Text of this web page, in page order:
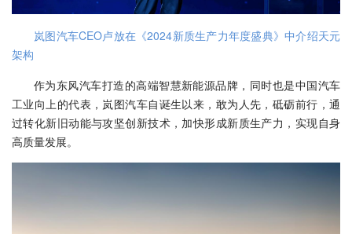
岚图汽车CEO卢放在《2024新质生产力年度盛典》中介绍天元
架构
作为东风汽车打造的高端智慧新能源品牌，同时也是中国汽车
工业向上的代表，岚图汽车自诞生以来，敢为人先，砥砺前行，通
过转化新旧动能与攻坚创新技术，加快形成新质生产力，实现自身
高质量发展。